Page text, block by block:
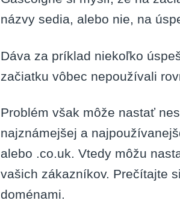
názvy sedia, alebo nie, na
Dáva za príklad niekoľko
začiatku vôbec nepoužívali
Problém však môže nastať
najznámejšej a
alebo .co.uk. Vtedy môžu
vašich zákazníkov. Prečítajte
doménami.